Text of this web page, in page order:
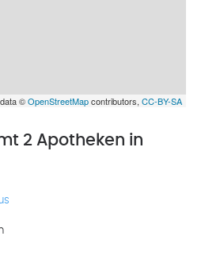
data ©OpenStreetMapcontributors,CC-BY-SA
2 Apotheken in